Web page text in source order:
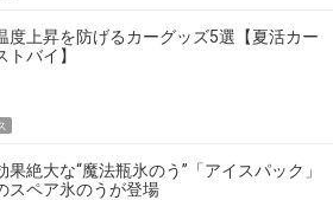
度上昇を防げるカーグッズ5選【夏活カー
トバイ】
果絶大な“魔法瓶氷のう”「アイスパック」
スペア氷のうが登場